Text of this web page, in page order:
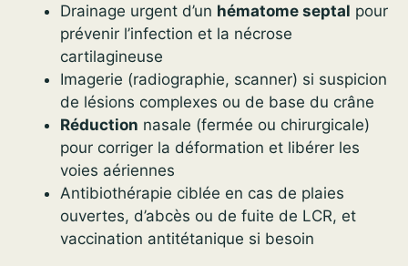
Drainage urgent d’un hématome septal pour
prévenir l’infection et la nécrose
cartilagineuse
Imagerie (radiographie, scanner) si suspicion
de lésions complexes ou de base du crâne
Réduction nasale (fermée ou chirurgicale)
pour corriger la déformation et libérer les
voies aériennes
Antibiothérapie ciblée en cas de plaies
ouvertes, d’abcès ou de fuite de LCR, et
vaccination antitétanique si besoin